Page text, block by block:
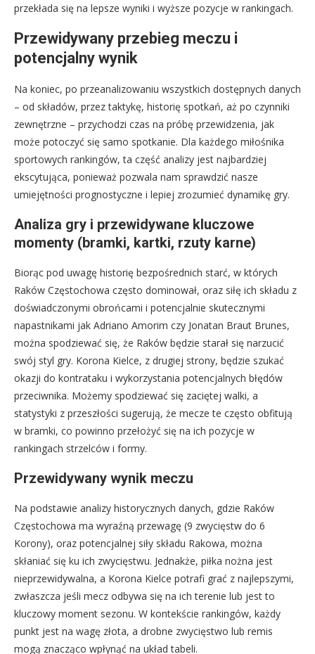
przekłada się na lepsze wyniki i wyższe pozycje w rankingach.
Przewidywany przebieg meczu i
potencjalny wynik
Na koniec, po przeanalizowaniu wszystkich dostępnych danych
– od składów, przez taktykę, historię spotkań, aż po czynniki
zewnętrzne – przychodzi czas na próbę przewidzenia, jak
może potoczyć się samo spotkanie. Dla każdego miłośnika
sportowych rankingów, ta część analizy jest najbardziej
ekscytująca, ponieważ pozwala nam sprawdzić nasze
umiejętności prognostyczne i lepiej zrozumieć dynamikę gry.
Analiza gry i przewidywane kluczowe
momenty (bramki, kartki, rzuty karne)
Biorąc pod uwagę historię bezpośrednich starć, w których
Raków Częstochowa często dominował, oraz siłę ich składu z
doświadczonymi obrońcami i potencjalnie skutecznymi
napastnikami jak Adriano Amorim czy Jonatan Braut Brunes,
można spodziewać się, że Raków będzie starał się narzucić
swój styl gry. Korona Kielce, z drugiej strony, będzie szukać
okazji do kontrataku i wykorzystania potencjalnych błędów
przeciwnika. Możemy spodziewać się zaciętej walki, a
statystyki z przeszłości sugerują, że mecze te często obfitują
w bramki, co powinno przełożyć się na ich pozycje w
rankingach strzelców i formy.
Przewidywany wynik meczu
Na podstawie analizy historycznych danych, gdzie Raków
Częstochowa ma wyraźną przewagę (9 zwycięstw do 6
Korony), oraz potencjalnej siły składu Rakowa, można
skłaniać się ku ich zwycięstwu. Jednakże, piłka nożna jest
nieprzewidywalna, a Korona Kielce potrafi grać z najlepszymi,
zwłaszcza jeśli mecz odbywa się na ich terenie lub jest to
kluczowy moment sezonu. W kontekście rankingów, każdy
punkt jest na wagę złota, a drobne zwycięstwo lub remis
mogą znacząco wpłynąć na układ tabeli.